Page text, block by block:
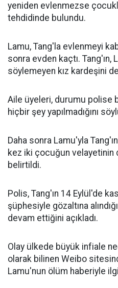
yeniden evlenmezse
tehdidinde bulundu.
Lamu, Tang'la evlenmeyi
sonra evden kaçtı. Tang'ın,
söylemeyen kız kardeşini
Aile üyeleri, durumu polise
hiçbir şey yapılmadığını
Daha sonra Lamu'yla
kez iki çocuğun velayetinin
belirtildi.
Polis, Tang'ın 14 Eylül'de
şüphesiyle gözaltına
devam ettiğini açıkladı.
Olay ülkede büyük infiale
olarak bilinen Weibo
Lamu'nun ölüm haberiyle